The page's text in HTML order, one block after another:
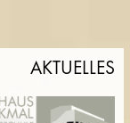
AKTUELLES